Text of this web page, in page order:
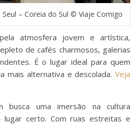
– Coreia do Sul © Viaje Comigo
atmosfera jovem e artística,
de cafés charmosos, galerias
É o lugar ideal para quem
mais alternativa e descolada. Veja
busca uma imersão na cultura
lugar certo. Com ruas estreitas e